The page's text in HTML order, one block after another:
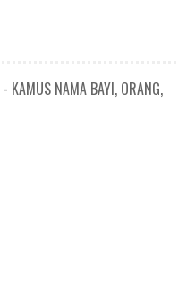
KAMUS NAMA BAYI, ORANG,